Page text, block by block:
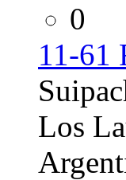
0
11-61
Los